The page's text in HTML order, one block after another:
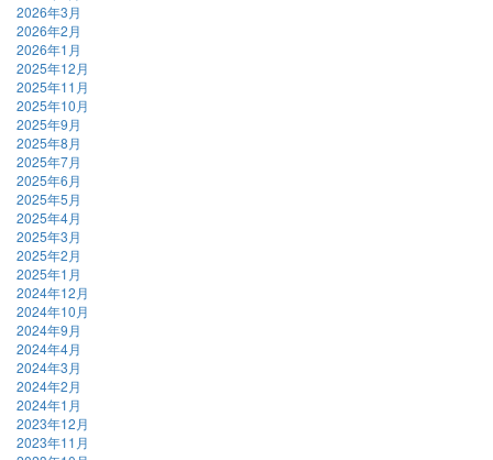
2026年3月
2026年2月
2026年1月
2025年12月
2025年11月
2025年10月
2025年9月
2025年8月
2025年7月
2025年6月
2025年5月
2025年4月
2025年3月
2025年2月
2025年1月
2024年12月
2024年10月
2024年9月
2024年4月
2024年3月
2024年2月
2024年1月
2023年12月
2023年11月